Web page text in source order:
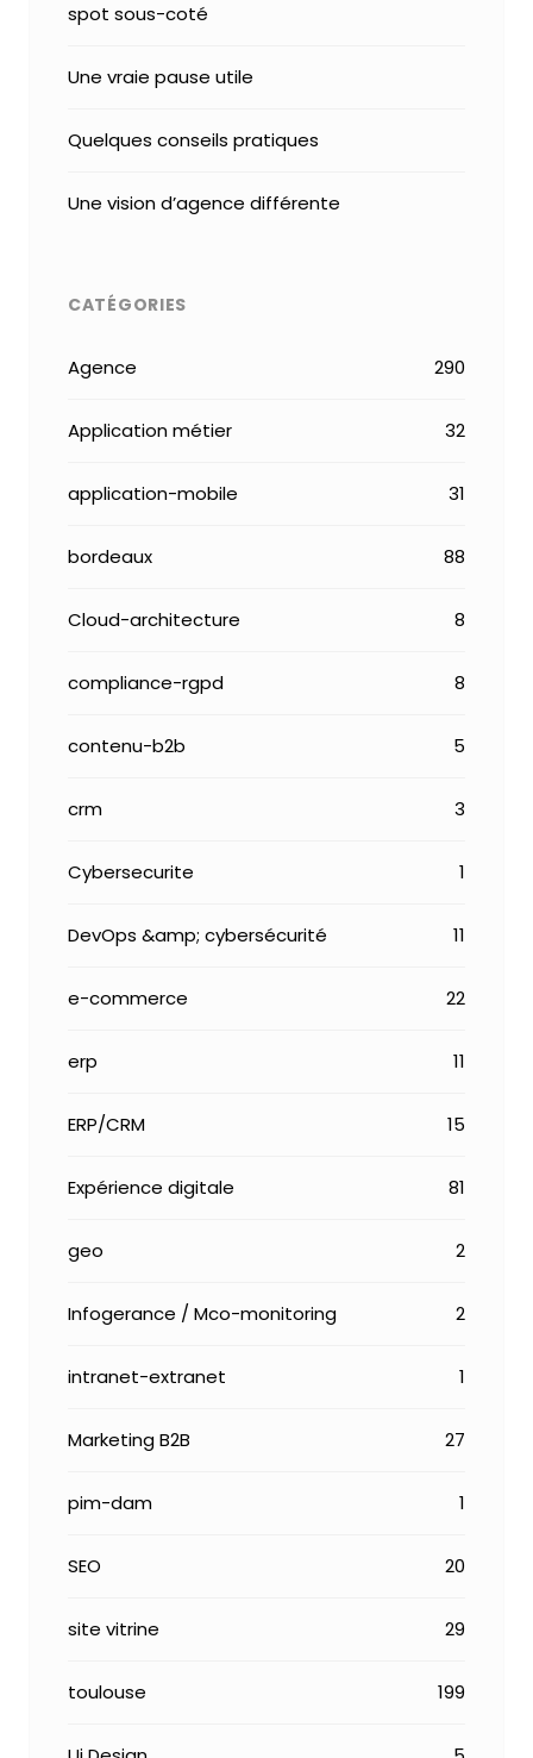
spot sous-coté
Une vraie pause utile
Quelques conseils pratiques
Une vision d’agence différente
CATÉGORIES
Agence 290
Application métier 32
application-mobile 31
bordeaux 88
Cloud-architecture 8
compliance-rgpd 8
contenu-b2b 5
crm 3
Cybersecurite 1
DevOps &amp; cybersécurité 11
e-commerce 22
erp 11
ERP/CRM 15
Expérience digitale 81
geo 2
Infogerance / Mco-monitoring 2
intranet-extranet 1
Marketing B2B 27
pim-dam 1
SEO 20
site vitrine 29
toulouse 199